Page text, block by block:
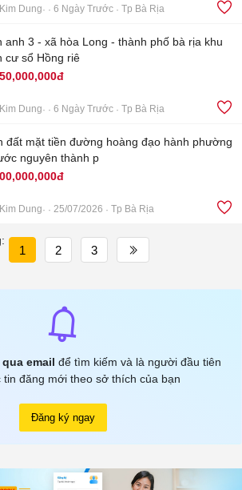
Kim Dung 6 Ngày Trước Tp Bà Rịa
anh 3 - xã hòa Long - thành phố bà rịa khu
cư sổ Hồng riê
Kim Dung 6 Ngày Trước Tp Bà Rịa
đất mặt tiền đường hoàng đạo hành phường
nguyên thành p
Kim Dung 25/07/2026 Tp Bà Rịa
1 2 3
email để tìm kiếm và là người đầu tiên
tin đăng mới theo sở thích của bạn
Đăng ký ngay